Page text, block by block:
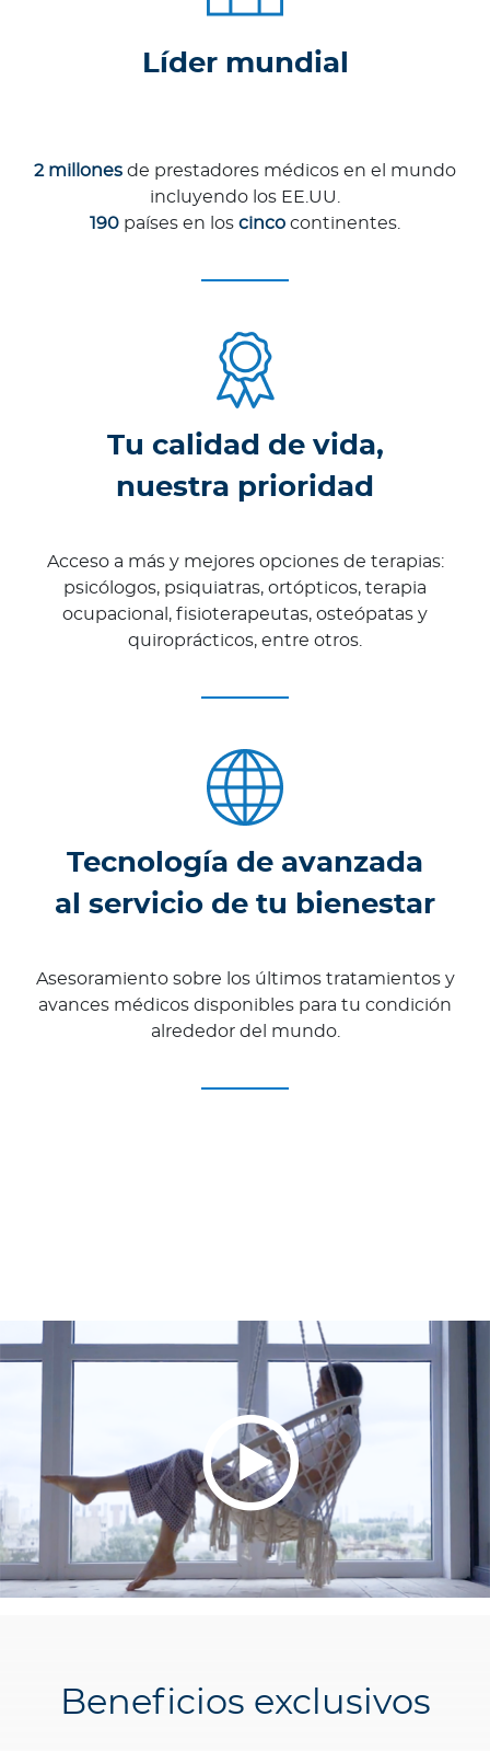
Líder mundial
2 millones de prestadores médicos en el mundo
incluyendo los EE.UU.
190 países en los cinco continentes.
Tu calidad de vida,
nuestra prioridad
Acceso a más y mejores opciones de terapias:
psicólogos, psiquiatras, ortópticos, terapia
ocupacional, fisioterapeutas, osteópatas y
quiroprácticos, entre otros.
Tecnología de avanzada
al servicio de tu bienestar
Asesoramiento sobre los últimos tratamientos y
avances médicos disponibles para tu condición
alrededor del mundo.
Beneficios exclusivos